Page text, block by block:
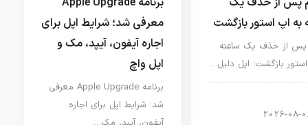
به اپ استور بازگشت
پس از حذف یک ساعته
بازگشت؛ اپل دلیل…
2026-08-
معرفی شد؛ شرایط اپل برای
اجاره آیفون، آیپد، مک و
اپل واچ
برنامه Apple Upgrade معرفی
شد؛ شرایط اپل برای اجاره